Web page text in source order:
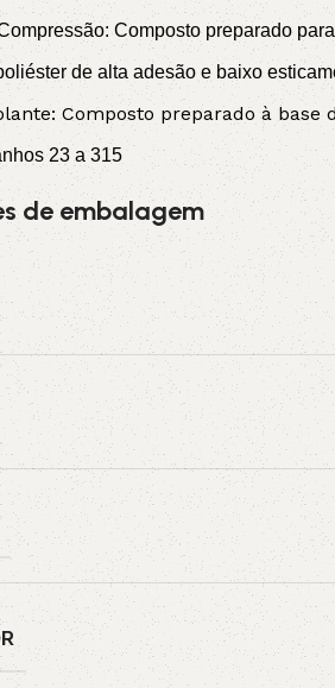
Composto preparado
de alta adesão e baixo
Composto preparado à
23 a 315
de embalagem